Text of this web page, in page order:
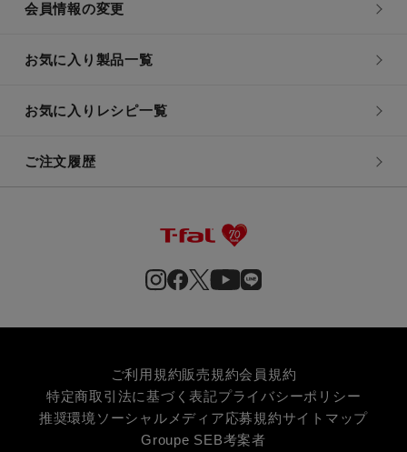
会員情報の変更
お気に入り製品一覧
お気に入りレシピ一覧
ご注文履歴
ご利用規約販売規約会員規約
特定商取引法に基づく表記プライバシーポリシー
推奨環境 ソーシャルメディア応募規約サイトマップ
Groupe SEB考案者